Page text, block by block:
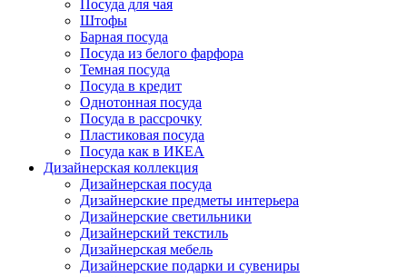
Посуда для чая
Штофы
Барная посуда
Посуда из белого фарфора
Темная посуда
Посуда в кредит
Однотонная посуда
Посуда в рассрочку
Пластиковая посуда
Посуда как в ИКЕА
Дизайнерская коллекция
Дизайнерская посуда
Дизайнерские предметы интерьера
Дизайнерские светильники
Дизайнерский текстиль
Дизайнерская мебель
Дизайнерские подарки и сувениры